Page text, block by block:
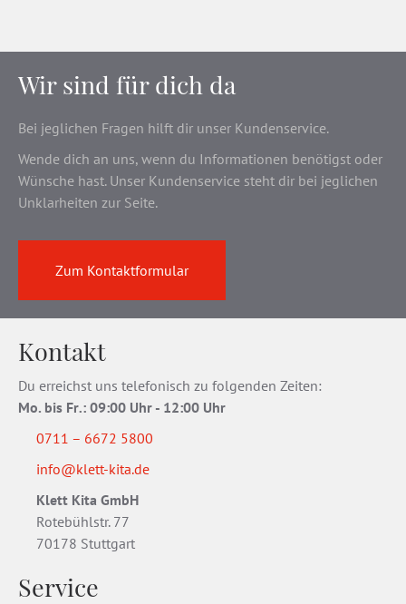
Wir sind für dich da
Bei jeglichen Fragen hilft dir unser Kundenservice.
Wende dich an uns, wenn du Informationen benötigst oder
Wünsche hast. Unser Kundenservice steht dir bei jeglichen
Unklarheiten zur Seite.
Zum Kontaktformular
Kontakt
Du erreichst uns telefonisch zu folgenden Zeiten:
Mo. bis Fr.: 09:00 Uhr - 12:00 Uhr
0711 – 6672 5800
info@klett-kita.de
Klett Kita GmbH
Rotebühlstr. 77
70178 Stuttgart
Service